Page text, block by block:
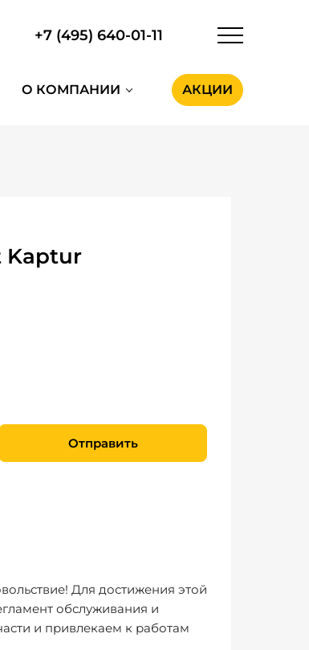
+7 (495) 640-01-11
О КОМПАНИИ АКЦИИ
Kaptur
Отправить
Для достижения этой
обслуживания и
и привлекаем к работам